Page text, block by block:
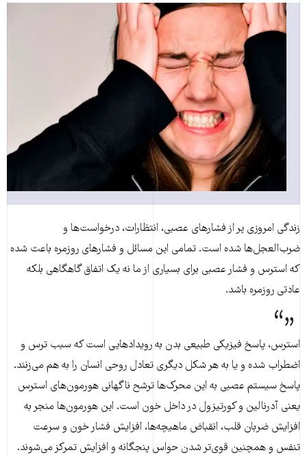
زندگی امروزی پر از فشارهای عصبی، انتظارات، درخواست‌ها و
ضرب‌العجل‌ها شده است. تمامی این مسائل و فشارهای روزمره باعث شده
که استرس و فشار عصبی برای بسیاری از ما نه یک اتفاق گاهگاهی بلکه
عادتی روزمره باشد.
استرس، پاسخ فیزیکی طبیعی بدن به رویدادهایی است که سبب ترس و
اضطراب شده و یا به هر شکل دیگری تعادل روحی انسان را به هم می‌زنند.
پاسخ سیستم عصبی به این محرک‌ها ترشح ناگهانی هورمون‌های استرس
یعنی آدرنالین و کورتیزول در داخل خون است. این هورمون‌ها منجر به
افزایش ضربان قلب، انقباض ماهیچه‌ها، افزایش فشار خون و سرعت
تنفس و همچنین قوی‌تر شدن حواس پنجگانه و افزایش تمرکز می‌شوند.